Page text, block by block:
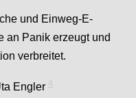
und Einweg-E-
an Panik erzeugt und
verbreitet.
Engler